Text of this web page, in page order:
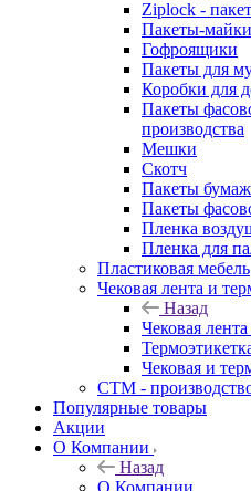
Ziplock -
Пакеты-майки
Гофроящики
Пакеты для
Коробки для
Пакеты
производства
Мешки
Скотч
Пакеты
Пакеты
Пленка
Пленка для
Пластиковая мебель
Чековая лента и
Назад
Чековая
Чековая и
СТМ -
Популярные товары
Акции
О Компании
Назад
О Компании